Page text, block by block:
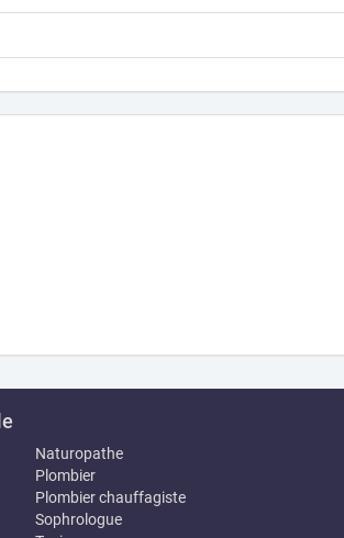
Naturopathe
Plombier
Plombier chauffagiste
Sophrologue